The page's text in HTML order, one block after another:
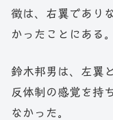
徴は、右翼であり
かったことにある。
鈴木邦男は、左翼
反体制の感覚を持
なかった。